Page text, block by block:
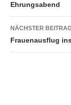
Ehrungsabend
NÄCHSTER
Frauenausflug